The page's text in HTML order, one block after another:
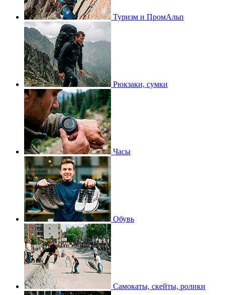
Туризм и ПромАльп
Рюкзаки, сумки
Часы
Обувь
Самокаты, скейты, ролики